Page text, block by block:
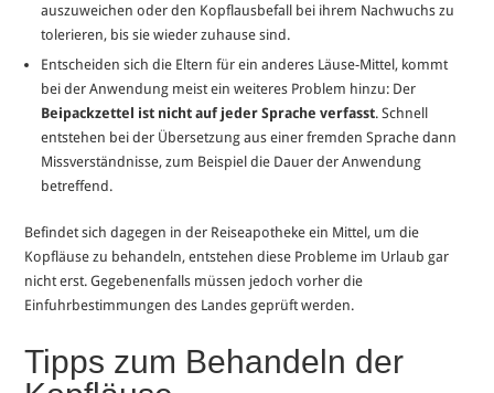
auszuweichen oder den Kopflausbefall bei ihrem Nachwuchs zu
tolerieren, bis sie wieder zuhause sind.
Entscheiden sich die Eltern für ein anderes Läuse-Mittel, kommt
bei der Anwendung meist ein weiteres Problem hinzu: Der
Beipackzettel ist nicht auf jeder Sprache verfasst. Schnell
entstehen bei der Übersetzung aus einer fremden Sprache dann
Missverständnisse, zum Beispiel die Dauer der Anwendung
betreffend.
Befindet sich dagegen in der Reiseapotheke ein Mittel, um die
Kopfläuse zu behandeln, entstehen diese Probleme im Urlaub gar
nicht erst. Gegebenenfalls müssen jedoch vorher die
Einfuhrbestimmungen des Landes geprüft werden.
Tipps zum Behandeln der